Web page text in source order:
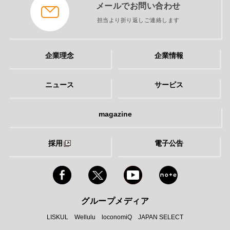
メールでお問い合わせ
担当より折り返しご連絡します
企業理念 企業情報
ニュース サービス
magazine
採用 電子公告
グループメディア
LISKUL Wellulu loconomiQ JAPAN SELECT